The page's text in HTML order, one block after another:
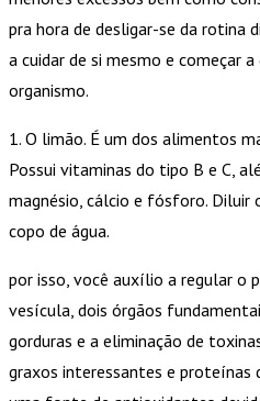
pra hora de desligar-se da rotina
a cuidar de si mesmo e começar
organismo.
1. O limão. É um dos alimentos
Possui vitaminas do tipo B e C,
magnésio, cálcio e fósforo. Diluir
copo de água.
por isso, você auxílio a regular o
vesícula, dois órgãos
gorduras e a eliminação de
graxos interessantes e proteínas